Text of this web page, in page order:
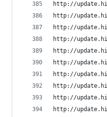
http://
http://
http://
http://
http://
http://
http://
http://
http://
http://